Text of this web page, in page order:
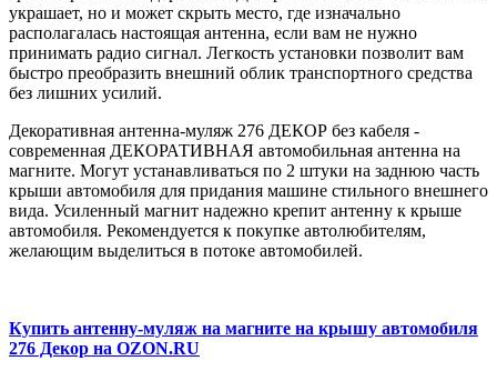
украшает, но и может скрыть место, где изначально
располагалась настоящая антенна, если вам не нужно
принимать радио сигнал. Легкость установки позволит вам
быстро преобразить внешний облик транспортного средства
без лишних усилий.
Декоративная антенна-муляж 276 ДЕКОР без кабеля -
современная ДЕКОРАТИВНАЯ автомобильная антенна на
магните. Могут устанавливаться по 2 штуки на заднюю часть
крыши автомобиля для придания машине стильного внешнего
вида. Усиленный магнит надежно крепит антенну к крыше
автомобиля. Рекомендуется к покупке автолюбителям,
желающим выделиться в потоке автомобилей.
Купить антенну-муляж на магните на крышу автомобиля
276 Декор на OZON.RU